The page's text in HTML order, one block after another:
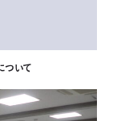
ついて